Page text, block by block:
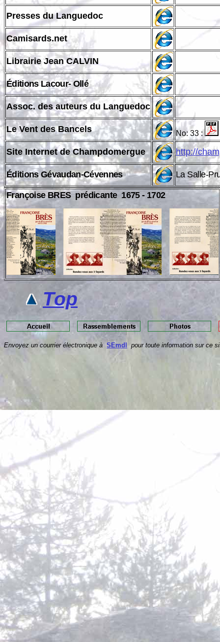
Presses du Languedoc
Camisards.net
Librairie Jean CALVIN
Éditions Lacour- Ollé
Assoc. des auteurs du Languedoc
Le Vent des Bancels No: 33 :
Site Internet de Champdomergue http://
Éditions Gévaudan-Cévennes La Salle-
Françoise BRES prédicante 1675 - 1702
Top
Envoyez un courrier électronique à SEmdl pour toute information sur ce